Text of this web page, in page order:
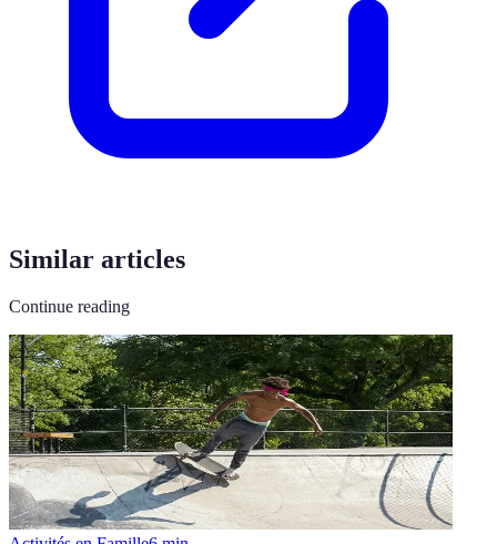
Similar articles
Continue reading